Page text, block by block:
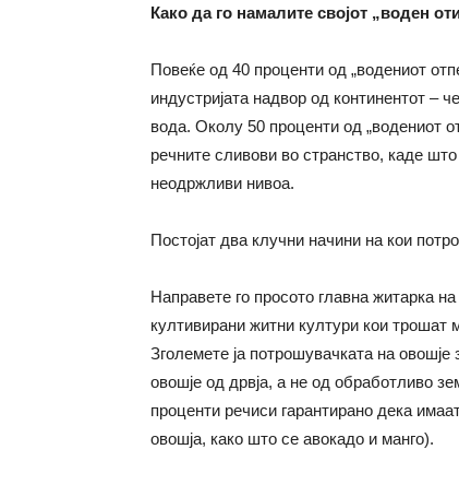
Како да го намалите својот „воден
Повеќе од 40 проценти од „водениот
индустријата надвор од континентот –
вода. Околу 50 проценти од „водениот
речните сливови во странство, каде
неодржливи нивоа.
Постојат два клучни начини на кои
Направете го просото главна житарка
култивирани житни култури кои трошат
Зголемете ја потрошувачката на
овошје од дрвја, а не од обработливо
проценти речиси гарантирано дека
овошја, како што се авокадо и манго).